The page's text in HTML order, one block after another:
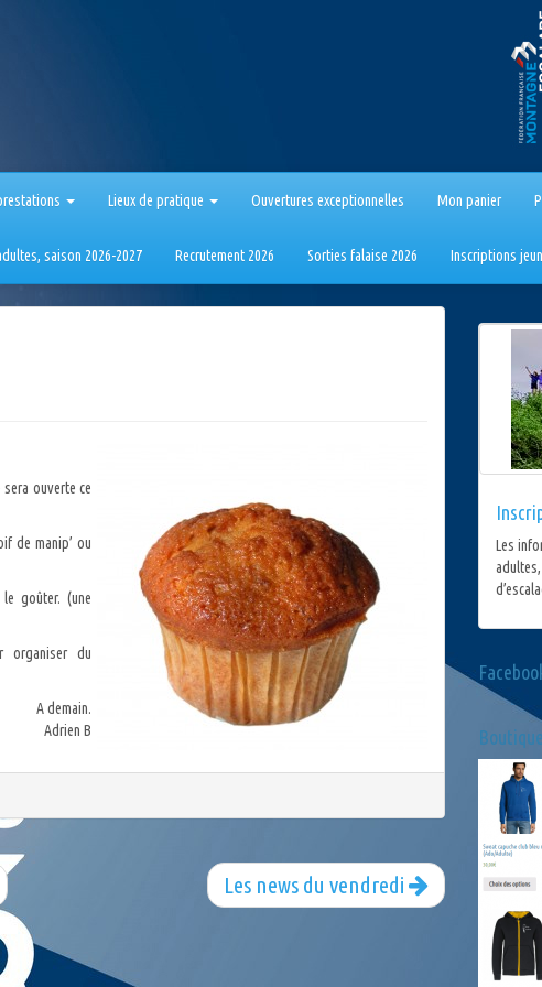
Lieux de pratique Ouvertures exceptionnelles Mon panier
saison 2026-2027 Recrutement 2026 Sorties falaise 2026 Inscriptions
ouverte ce
de manip’ ou
goûter. (une
organiser du
A demain.
Adrien B
Les news du vendredi
Les